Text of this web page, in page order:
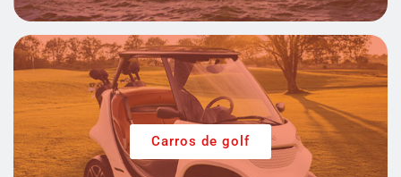
Carros de golf